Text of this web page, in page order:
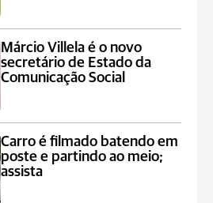
Márcio Villela é o novo
secretário de Estado da
Comunicação Social
Carro é filmado batendo em
poste e partindo ao meio;
assista